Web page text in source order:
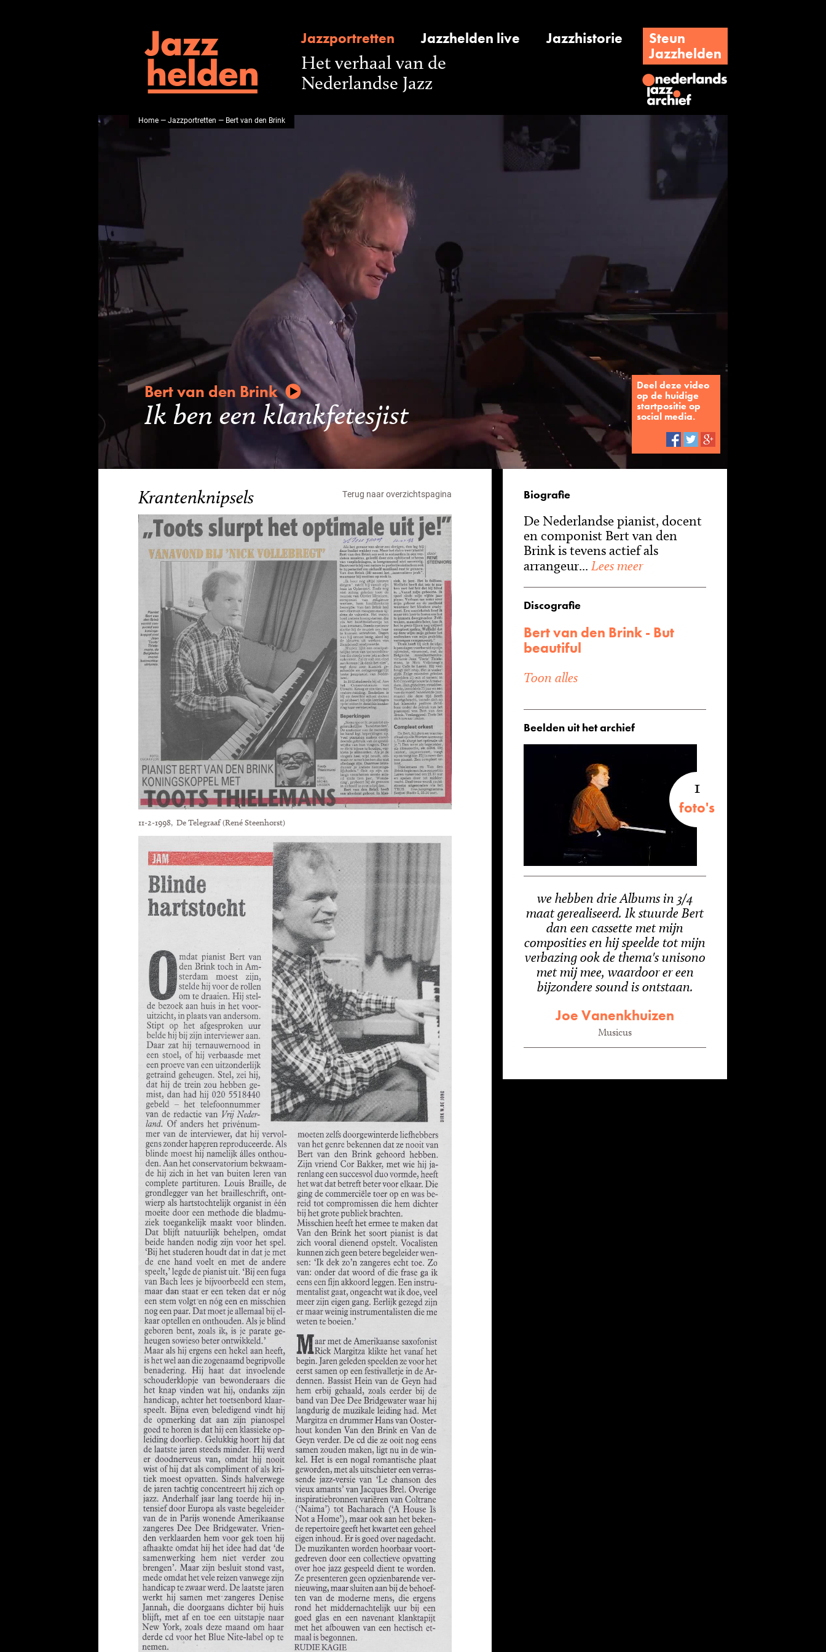
Jazzportretten Jazzhelden live Jazzhistorie
Steun
Jazzhelden
Het verhaal van de
Nederlandse Jazz
Home—Jazzportretten — Bert van den Brink
Bert van den Brink
Ik ben een klankfetesjist
Deel deze video
op de huidige
startpositie op
social media.
Krantenknipsels Terug naar overzichtspagina
11-2-1998, De Telegraaf (René Steenhorst)
Biografie
De Nederlandse pianist, docent
en componist Bert van den
Brink is tevens actief als
arrangeur... Lees meer
Discografie
Bert van den Brink - But
beautiful
Toon alles
Beelden uit het archief
1
foto's
we hebben drie Albums in 3/4
maat gerealiseerd. Ik stuurde Bert
dan een cassette met mijn
composities en hij speelde tot mijn
verbazing ook de thema's unisono
met mij mee, waardoor er een
bijzondere sound is ontstaan.
Joe Vanenkhuizen
Musicus